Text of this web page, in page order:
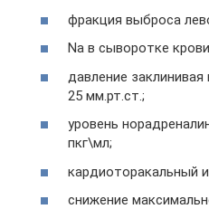
фракция выброса
Na в сыворотке
давление заклинивая
25 мм.рт.ст.;
уровень
пкг\мл;
кардиоторакальный
снижение